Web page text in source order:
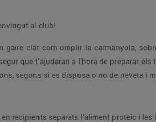
al club!
clar com omplir la carmanyola,
que t’ajudaran a l’hora de preparar els
segons si es disposa o no de nevera i
recipients separats l’aliment proteic i les